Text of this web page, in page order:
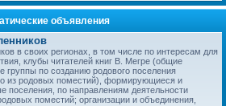
объявления
в своих регионах, в том числе по интересам для
клубы читателей книг В. Мегре (общие
группы по созданию родового поселения
из родовых поместий), формирующиеся и
поселения, по направлениям деятельности
поместий; организации и объединения,